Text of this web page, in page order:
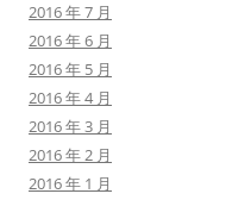
2016 年 7 月
2016 年 6 月
2016 年 5 月
2016 年 4 月
2016 年 3 月
2016 年 2 月
2016 年 1 月